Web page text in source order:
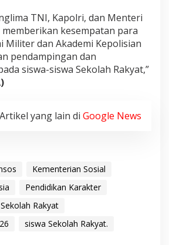
TNI, Kapolri, dan Menteri
kesempatan para
Militer dan Akademi Kepolisian
pendampingan dan
siswa-siswa Sekolah Rakyat,”
yang lain di Google News
Kementerian Sosial
Pendidikan Karakter
Sekolah Rakyat
siswa Sekolah Rakyat.